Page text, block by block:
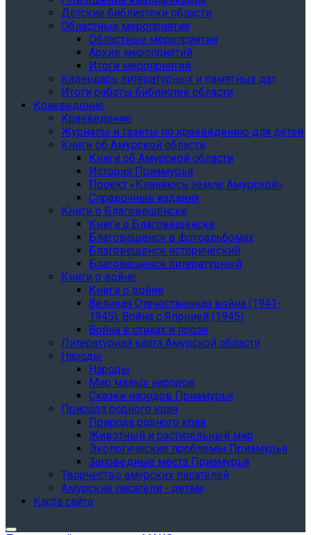
Детские библиотеки области
Областные мероприятия
Областные мероприятия
Архив мероприятий
Итоги мероприятий
Календарь литературных и памятных дат
Итоги работы библиотек области
Краеведение
Краеведение
Журналы и газеты по краеведению для детей
Книги об Амурской области
Книги об Амурской области
История Приамурья
Проект «Кланяюсь земле Амурской»
Справочные издания
Книги о Благовещенске
Книги о Благовещенске
Благовещенск в фотоальбомах
Благовещенск исторический
Благовещенск литературный
Книги о войне
Книги о войне
Великая Отечественная война (1941-
1945). Война с Японией (1945)
Война в стихах и прозе
Литературная карта Амурской области
Народы
Народы
Мир малых народов
Сказки народов Приамурья
Природа родного края
Природа родного края
Животный и растительный мир
Экологические проблемы Приамурья
Заповедные места Приамурья
Творчество амурских писателей
Амурские писатели - детям
Карта сайта